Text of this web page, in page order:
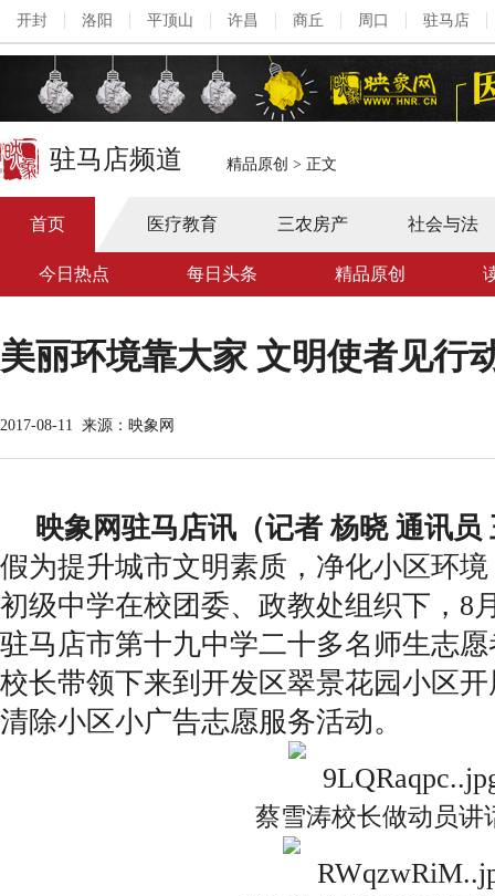
开封 洛阳 平顶山 许昌 商丘 周口 驻马店
驻马店频道 精品原创 > 正文
首页 医疗教育 三农房产 社会与法
今日热点 每日头条 精品原创
美丽环境靠大家 文明使者见行
2017-08-11 来源：映象网
映象网驻马店讯（记者 杨晓 通讯员
假为提升城市文明素质，净化小区环
初级中学在校团委、政教处组织下，8
驻马店市第十九中学二十多名师生志
校长带领下来到开发区翠景花园小区
清除小区小广告志愿服务活动。
蔡雪涛校长做动员讲